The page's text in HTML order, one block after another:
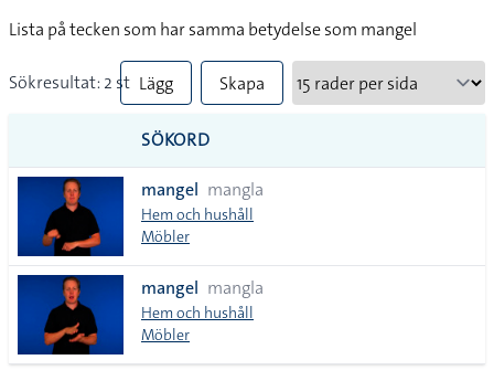
Lista på tecken som har samma betydelse som mangel
Sökresultat: 2 st Lägg
till
alla i
lista
Skapa
SÖKORD
mangel mangla
Hem och hushåll
Möbler
mangel mangla
Hem och hushåll
Möbler